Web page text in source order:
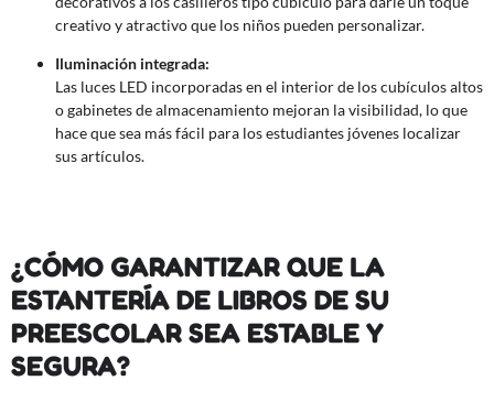
creativo y atractivo que los niños pueden personalizar.
Iluminación integrada:
Las luces LED incorporadas en el interior de los cubículos altos
o gabinetes de almacenamiento mejoran la visibilidad, lo que
hace que sea más fácil para los estudiantes jóvenes localizar
sus artículos.
¿CÓMO GARANTIZAR QUE LA
ESTANTERÍA DE LIBROS DE SU
PREESCOLAR SEA ESTABLE Y
SEGURA?